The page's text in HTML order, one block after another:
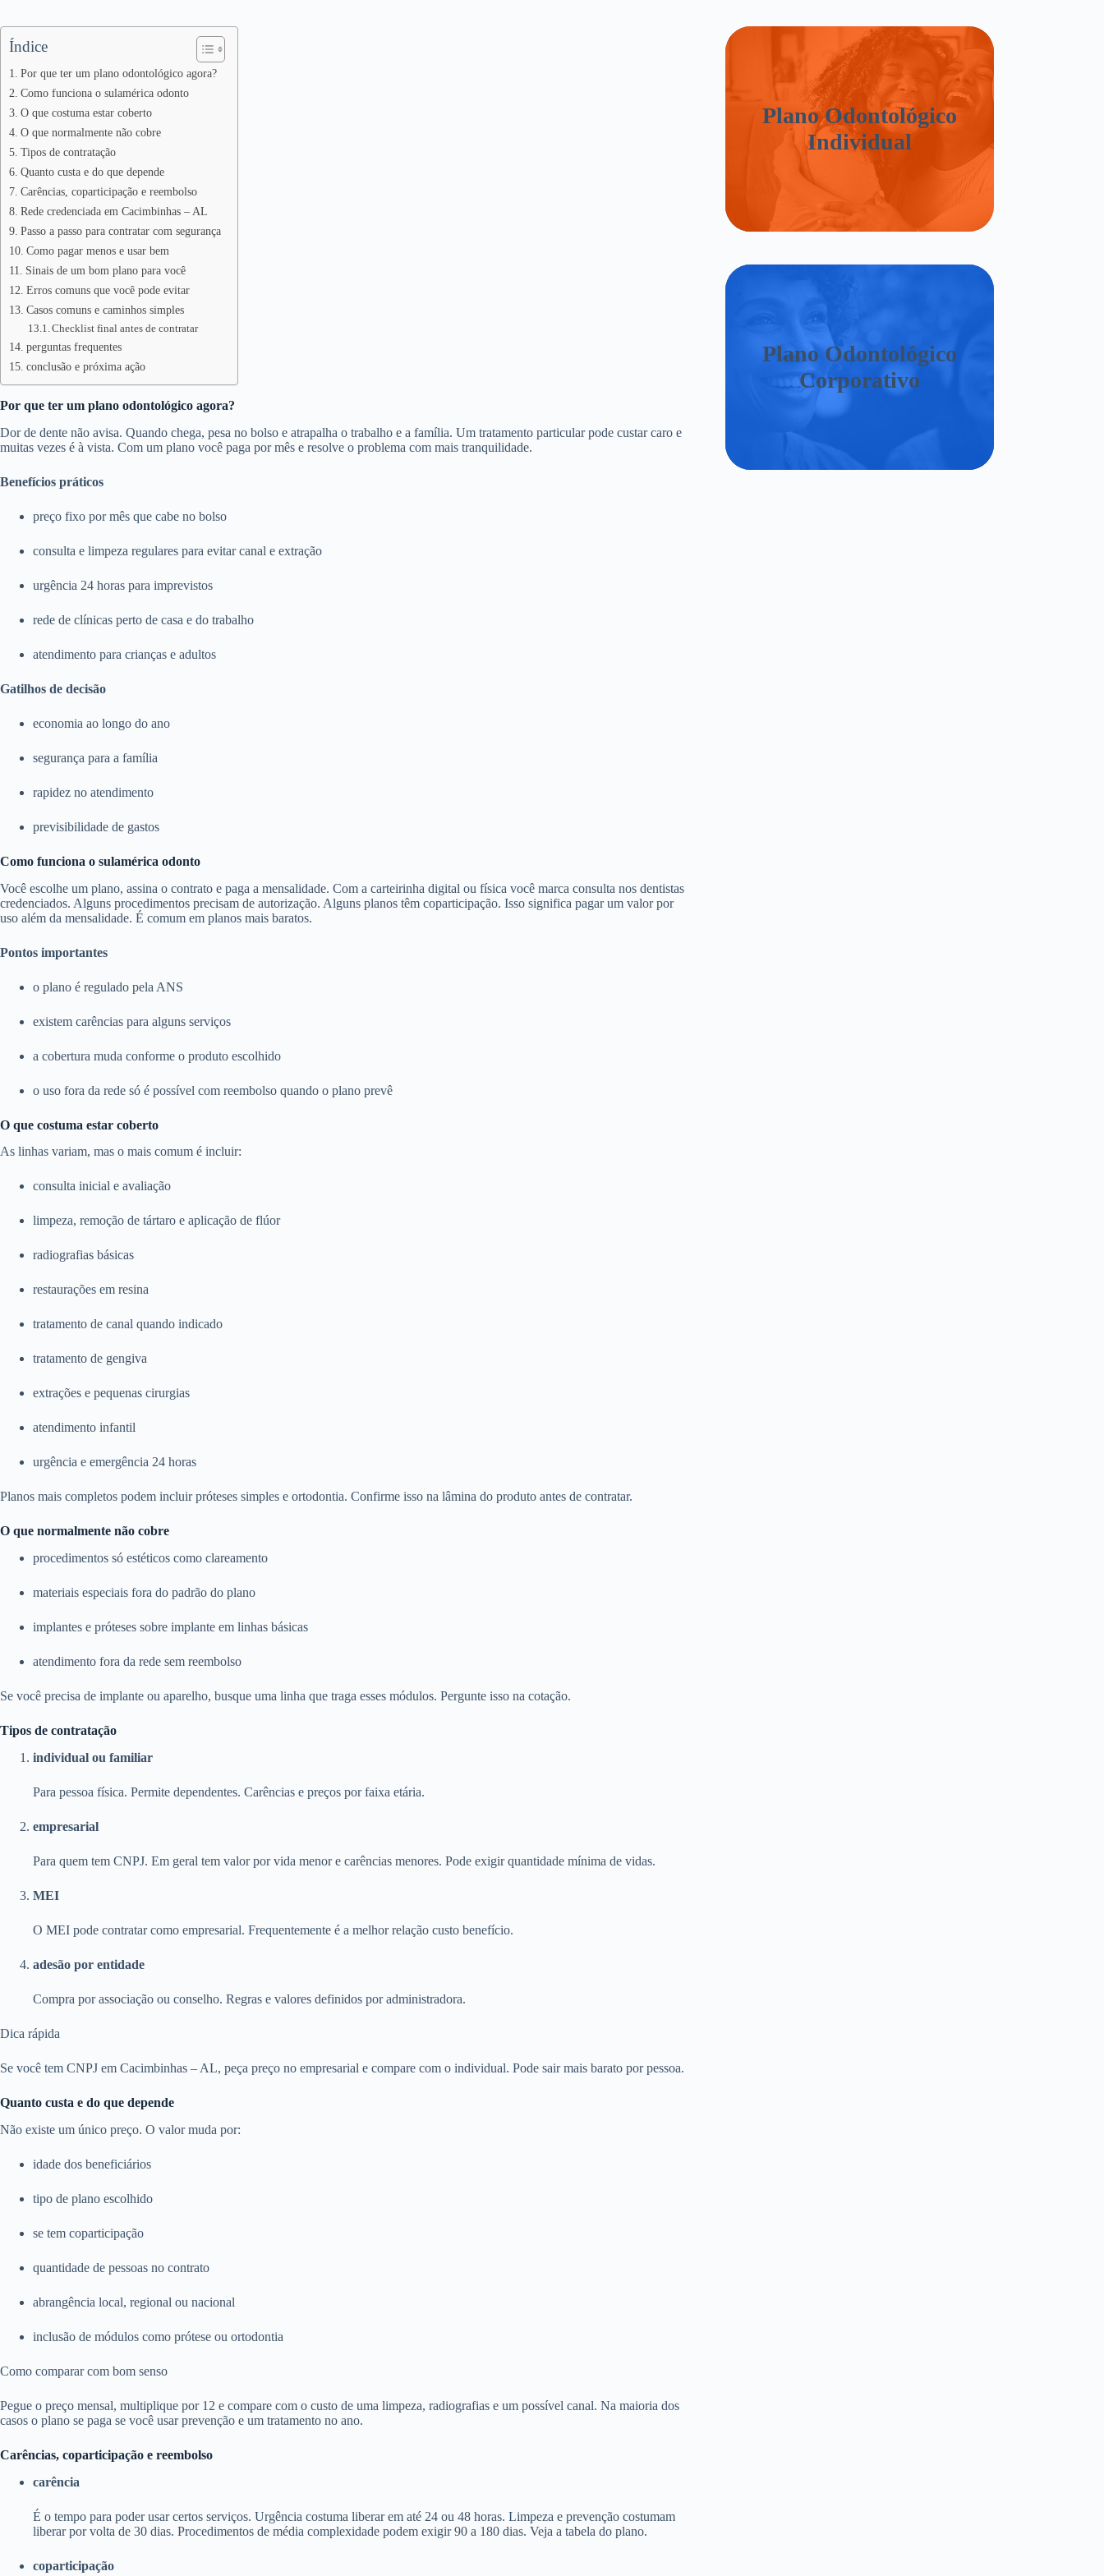
Índice
Por que ter um plano odontológico agora?
Como funciona o sulamérica odonto
O que costuma estar coberto
O que normalmente não cobre
Tipos de contratação
Quanto custa e do que depende
Carências, coparticipação e reembolso
Rede credenciada em Cacimbinhas – AL
Passo a passo para contratar com segurança
Como pagar menos e usar bem
Sinais de um bom plano para você
Erros comuns que você pode evitar
Casos comuns e caminhos simples
Checklist final antes de contratar
perguntas frequentes
conclusão e próxima ação
Por que ter um plano odontológico agora?
Dor de dente não avisa. Quando chega, pesa no bolso e atrapalha o trabalho e a família. Um tratamento particular pode custar caro e
muitas vezes é à vista. Com um plano você paga por mês e resolve o problema com mais tranquilidade.
Benefícios práticos
preço fixo por mês que cabe no bolso
consulta e limpeza regulares para evitar canal e extração
urgência 24 horas para imprevistos
rede de clínicas perto de casa e do trabalho
atendimento para crianças e adultos
Gatilhos de decisão
economia ao longo do ano
segurança para a família
rapidez no atendimento
previsibilidade de gastos
Como funciona o sulamérica odonto
Você escolhe um plano, assina o contrato e paga a mensalidade. Com a carteirinha digital ou física você marca consulta nos dentistas
credenciados. Alguns procedimentos precisam de autorização. Alguns planos têm coparticipação. Isso significa pagar um valor por
uso além da mensalidade. É comum em planos mais baratos.
Pontos importantes
o plano é regulado pela ANS
existem carências para alguns serviços
a cobertura muda conforme o produto escolhido
o uso fora da rede só é possível com reembolso quando o plano prevê
O que costuma estar coberto
As linhas variam, mas o mais comum é incluir:
consulta inicial e avaliação
limpeza, remoção de tártaro e aplicação de flúor
radiografias básicas
restaurações em resina
tratamento de canal quando indicado
tratamento de gengiva
extrações e pequenas cirurgias
atendimento infantil
urgência e emergência 24 horas
Planos mais completos podem incluir próteses simples e ortodontia. Confirme isso na lâmina do produto antes de contratar.
O que normalmente não cobre
procedimentos só estéticos como clareamento
materiais especiais fora do padrão do plano
implantes e próteses sobre implante em linhas básicas
atendimento fora da rede sem reembolso
Se você precisa de implante ou aparelho, busque uma linha que traga esses módulos. Pergunte isso na cotação.
Tipos de contratação
individual ou familiar
Para pessoa física. Permite dependentes. Carências e preços por faixa etária.
empresarial
Para quem tem CNPJ. Em geral tem valor por vida menor e carências menores. Pode exigir quantidade mínima de vidas.
MEI
O MEI pode contratar como empresarial. Frequentemente é a melhor relação custo benefício.
adesão por entidade
Compra por associação ou conselho. Regras e valores definidos por administradora.
Dica rápida
Se você tem CNPJ em Cacimbinhas – AL, peça preço no empresarial e compare com o individual. Pode sair mais barato por pessoa.
Quanto custa e do que depende
Não existe um único preço. O valor muda por:
idade dos beneficiários
tipo de plano escolhido
se tem coparticipação
quantidade de pessoas no contrato
abrangência local, regional ou nacional
inclusão de módulos como prótese ou ortodontia
Como comparar com bom senso
Pegue o preço mensal, multiplique por 12 e compare com o custo de uma limpeza, radiografias e um possível canal. Na maioria dos
casos o plano se paga se você usar prevenção e um tratamento no ano.
Carências, coparticipação e reembolso
carência
É o tempo para poder usar certos serviços. Urgência costuma liberar em até 24 ou 48 horas. Limpeza e prevenção costumam
liberar por volta de 30 dias. Procedimentos de média complexidade podem exigir 90 a 180 dias. Veja a tabela do plano.
coparticipação
Plano Odontológico
Individual
Plano Odontológico
Corporativo